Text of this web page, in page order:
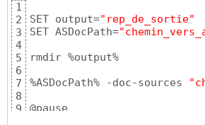
1
2
3
4
5
6
7
8
9
SET output="rep_de_sortie"
SET ASDocPath=
rmdir %output%
%ASDocPath% -doc-sources
@pause